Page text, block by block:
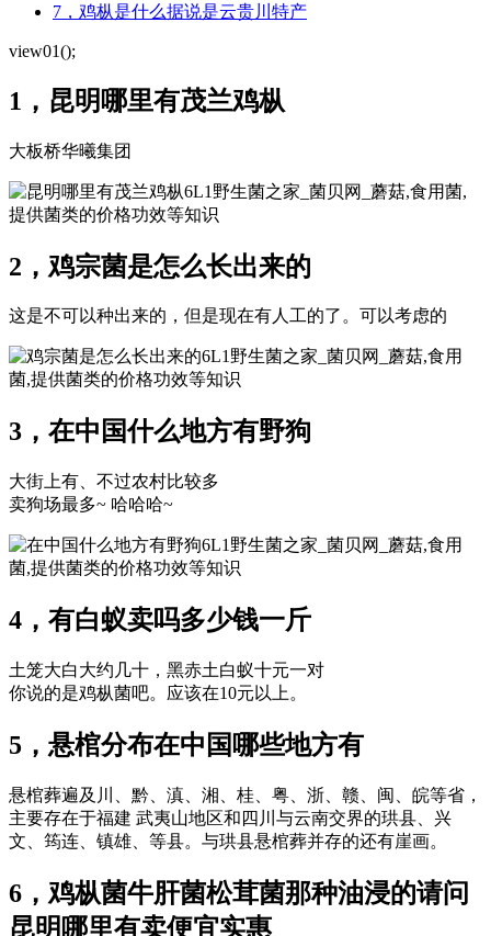
7，鸡枞是什么据说是云贵川特产
view01();
1，昆明哪里有茂兰鸡枞
大板桥华曦集团
6L1野生菌之家_菌贝网_蘑菇,食用菌,
提供菌类的价格功效等知识
2，鸡宗菌是怎么长出来的
这是不可以种出来的，但是现在有人工的了。可以考虑的
6L1野生菌之家_菌贝网_蘑菇,食用
菌,提供菌类的价格功效等知识
3，在中国什么地方有野狗
大街上有、不过农村比较多
卖狗场最多~ 哈哈哈~
6L1野生菌之家_菌贝网_蘑菇,食用
菌,提供菌类的价格功效等知识
4，有白蚁卖吗多少钱一斤
土笼大白大约几十，黑赤土白蚁十元一对
你说的是鸡枞菌吧。应该在10元以上。
5，悬棺分布在中国哪些地方有
悬棺葬遍及川、黔、滇、湘、桂、粤、浙、赣、闽、皖等省，
主要存在于福建 武夷山地区和四川与云南交界的珙县、兴
文、筠连、镇雄、等县。与珙县悬棺葬并存的还有崖画。
6，鸡枞菌牛肝菌松茸菌那种油浸的请问
昆明哪里有卖便宜实惠